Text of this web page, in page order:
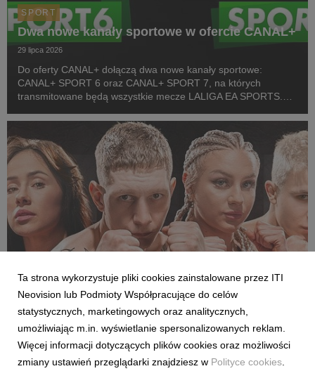
SPORT
Dwa nowe kanały sportowe w ofercie CANAL+
29 lipca 2026
Do oferty CANAL+ dołączą dwa nowe kanały sportowe:
CANAL+ SPORT 6 oraz CANAL+ SPORT 7, na których
transmitowane będą wszystkie mecze LALIGA EA SPORTS.
pierwszej kolejki sezonu 2026/27 ligi hiszpańskiej, po formaln...
SPORT
Pełne walki półfinałowe „Projekt Fighter” już
w serwisie streamingowym CANAL+
29 lipca 2026
Ta strona wykorzystuje pliki cookies zainstalowane przez ITI
Neovision lub Podmioty Współpracujące do celów
statystycznych, marketingowych oraz analitycznych,
umożliwiając m.in. wyświetlanie spersonalizowanych reklam.
Więcej informacji dotyczących plików cookies oraz możliwości
zmiany ustawień przeglądarki znajdziesz w Polityce cookies